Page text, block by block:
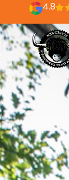
4.8